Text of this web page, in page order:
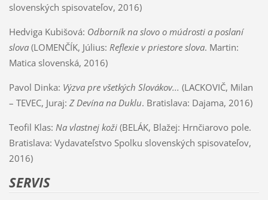
slovenských spisovateľov, 2016)
Hedviga Kubišová: Odborník na slovo o múdrosti a poslaní
slova (LOMENČÍK, Július: Reflexie v priestore slova. Martin:
Matica slovenská, 2016)
Pavol Dinka: Výzva pre všetkých Slovákov... (LACKOVIČ, Milan
– TEVEC, Juraj: Z Devína na Duklu. Bratislava: Dajama, 2016)
Teofil Klas: Na vlastnej koži(BELÁK, Blažej: Hrnčiarovo pole.
Bratislava: Vydavateľstvo Spolku slovenských spisovateľov,
2016)
SERVIS